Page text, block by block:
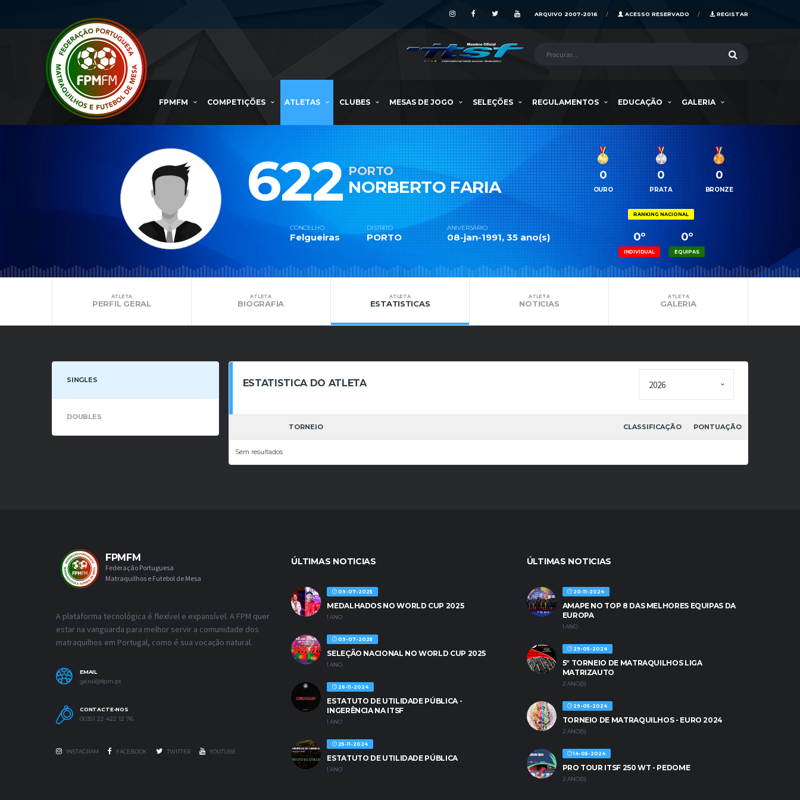
REGISTAR
ACESSO RESERVADO
ARQUIVO 2007-2016
FPMFM COMPETIÇÕES ATLETAS CLUBES MESAS DE JOGO SELEÇÕES REGULAMENTOS EDUCAÇÃO GALERIA
622 PORTO
NORBERTO FARIA
CONCELHO
Felgueiras
DISTRITO
PORTO
ANIVERSÁRIO
08-jan-1991, 35 ano(s)
0
OURO
0
PRATA
0
BRONZE
RANKING NACIONAL
0º
EQUIPAS
0º
INDIVIDUAL
ATLETA
PERFIL GERAL
ATLETA
BIOGRAFIA
ATLETA
ESTATISTICAS
ATLETA
NOTICIAS
ATLETA
GALERIA
SINGLES
DOUBLES
ESTATISTICA DO ATLETA
TORNEIO CLASSIFICAÇÃO PONTUAÇÃO
Sem resultados
FPMFM
Federação Portuguesa
Matraquilhos e Futebol de Mesa
A plataforma tecnológica é flexível e expansível. A FPM quer
estar na vanguarda para melhor servir a comunidade dos
matraquilhos em Portugal, como é sua vocação natural.
EMAIL
geral@fpm.pt
CONTACTE-NOS
00351 22 422 12 76
INSTAGRAM FACEBOOK TWITTER YOUTUBE
ÚLTIMAS NOTICIAS
09-07-2025
MEDALHADOS NO WORLD CUP 2025
1 ANO
09-07-2025
SELEÇÃO NACIONAL NO WORLD CUP 2025
1 ANO
26-11-2024
ESTATUTO DE UTILIDADE PÚBLICA -
INGERÊNCIA NA ITSF
1 ANO
25-11-2024
ESTATUTO DE UTILIDADE PÚBLICA
1 ANO
ÚLTIMAS NOTICIAS
20-11-2024
AMAPE NO TOP 8 DAS MELHORES EQUIPAS DA
EUROPA
1 ANO
29-05-2024
5º TORNEIO DE MATRAQUILHOS LIGA
MATRIZAUTO
2 ANO(S)
29-05-2024
TORNEIO DE MATRAQUILHOS - EURO 2024
2 ANO(S)
14-05-2024
PRO TOUR ITSF 250 WT - PEDOME
2 ANO(S)